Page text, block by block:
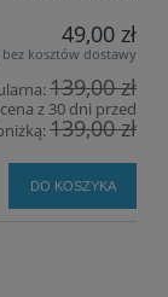
49,00 zł
bez kosztów dostawy
139,00 zł
z 30 dni przed
139,00 zł
DO KOSZYKA